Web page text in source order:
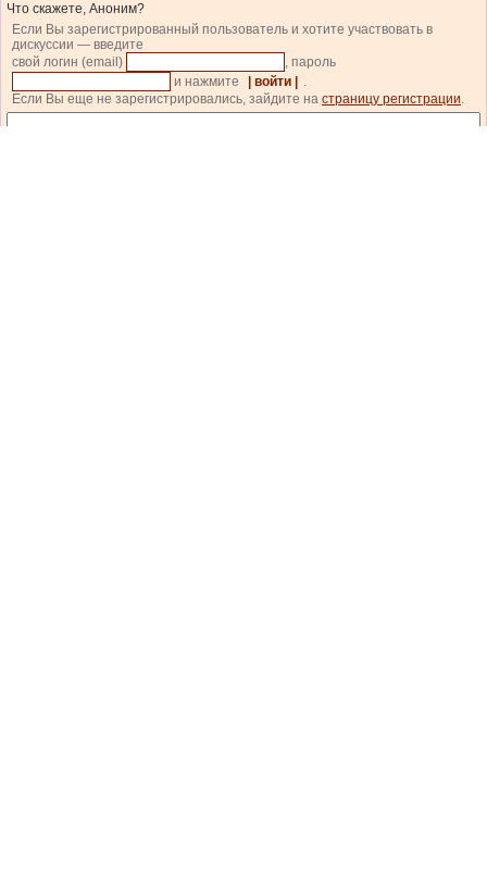
Что скажете, Аноним?
Если Вы зарегистрированный пользователь и хотите участвовать в
дискуссии — введите
свой логин (email)
, пароль
и нажмите
| войти |
.
Если Вы еще не зарегистрировались, зайдите на страницу регистрации.